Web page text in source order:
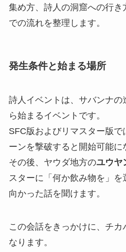
集め方、詩人の洞窟への行き
での流れを整理します。
発生条件と始まる場所
詩人イベントは、サバンナの
ら始まるイベントです。
SFC版およびリマスター版で
ーンを撃破すると開始可能に
その後、ヤウダ地方のユウヤ
スターに「何か飲み物を」
向かった話を聞けます。
この会話をきっかけに、チカ
なります。